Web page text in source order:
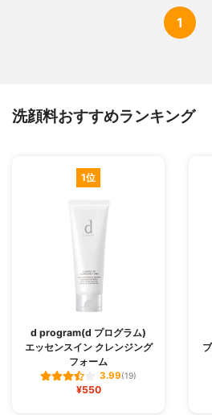
1
洗顔料おすすめランキング
1位
d program(d プログラム)
エッセンスイン クレンジング
フォーム
3.99(19)
¥550